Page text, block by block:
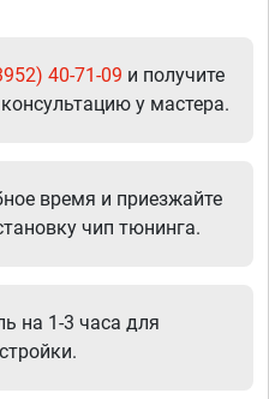
40-71-09 и получите
у мастера.
время и приезжайте
чип тюнинга.
на 1-3 часа для